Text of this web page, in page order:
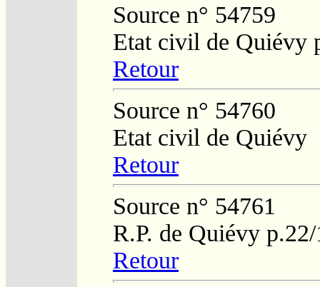
Source n° 54759
Etat civil de Quiévy
Retour
Source n° 54760
Etat civil de Quiévy
Retour
Source n° 54761
R.P. de Quiévy
Retour